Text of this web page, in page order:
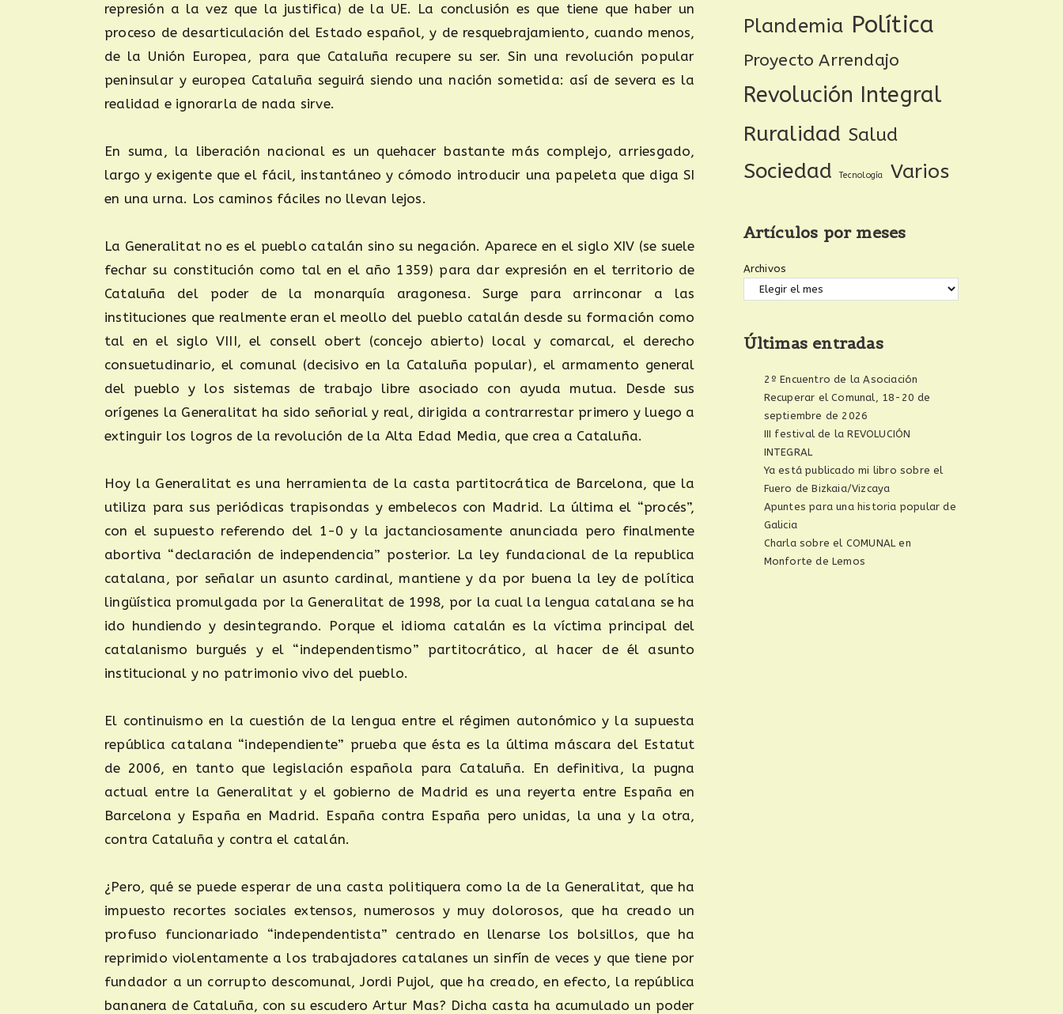
represión a la vez que la justifica) de la UE. La conclusión es que tiene que haber un
proceso de desarticulación del Estado español, y de resquebrajamiento, cuando menos,
de la Unión Europea, para que Cataluña recupere su ser. Sin una revolución popular
peninsular y europea Cataluña seguirá siendo una nación sometida: así de severa es la
realidad e ignorarla de nada sirve.
En suma, la liberación nacional es un quehacer bastante más complejo, arriesgado,
largo y exigente que el fácil, instantáneo y cómodo introducir una papeleta que diga SI
en una urna. Los caminos fáciles no llevan lejos.
La Generalitat no es el pueblo catalán sino su negación. Aparece en el siglo XIV (se suele
fechar su constitución como tal en el año 1359) para dar expresión en el territorio de
Cataluña del poder de la monarquía aragonesa. Surge para arrinconar a las
instituciones que realmente eran el meollo del pueblo catalán desde su formación como
tal en el siglo VIII, el consell obert (concejo abierto) local y comarcal, el derecho
consuetudinario, el comunal (decisivo en la Cataluña popular), el armamento general
del pueblo y los sistemas de trabajo libre asociado con ayuda mutua. Desde sus
orígenes la Generalitat ha sido señorial y real, dirigida a contrarrestar primero y luego a
extinguir los logros de la revolución de la Alta Edad Media, que crea a Cataluña.
Hoy la Generalitat es una herramienta de la casta partitocrática de Barcelona, que la
utiliza para sus periódicas trapisondas y embelecos con Madrid. La última el “procés”,
con el supuesto referendo del 1-0 y la jactanciosamente anunciada pero finalmente
abortiva “declaración de independencia” posterior. La ley fundacional de la republica
catalana, por señalar un asunto cardinal, mantiene y da por buena la ley de política
lingüística promulgada por la Generalitat de 1998, por la cual la lengua catalana se ha
ido hundiendo y desintegrando. Porque el idioma catalán es la víctima principal del
catalanismo burgués y el “independentismo” partitocrático, al hacer de él asunto
institucional y no patrimonio vivo del pueblo.
El continuismo en la cuestión de la lengua entre el régimen autonómico y la supuesta
república catalana “independiente” prueba que ésta es la última máscara del Estatut
de 2006, en tanto que legislación española para Cataluña. En definitiva, la pugna
actual entre la Generalitat y el gobierno de Madrid es una reyerta entre España en
Barcelona y España en Madrid. España contra España pero unidas, la una y la otra,
contra Cataluña y contra el catalán.
¿Pero, qué se puede esperar de una casta politiquera como la de la Generalitat, que ha
impuesto recortes sociales extensos, numerosos y muy dolorosos, que ha creado un
profuso funcionariado “independentista” centrado en llenarse los bolsillos, que ha
reprimido violentamente a los trabajadores catalanes un sinfín de veces y que tiene por
fundador a un corrupto descomunal, Jordi Pujol, que ha creado, en efecto, la república
bananera de Cataluña, con su escudero Artur Mas? Dicha casta ha acumulado un poder
Plandemia Política
Proyecto Arrendajo
Revolución Integral
Ruralidad Salud
Sociedad Tecnología Varios
Artículos por meses
Archivos
Últimas entradas
2º Encuentro de la Asociación
Recuperar el Comunal, 18-20 de
septiembre de 2026
III festival de la REVOLUCIÓN
INTEGRAL
Ya está publicado mi libro sobre el
Fuero de Bizkaia/Vizcaya
Apuntes para una historia popular de
Galicia
Charla sobre el COMUNAL en
Monforte de Lemos